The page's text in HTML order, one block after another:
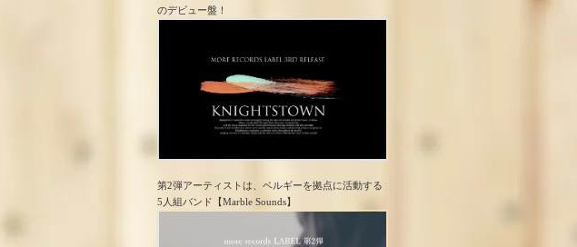
のデビュー盤！
第2弾アーティストは、ベルギーを拠点に活動する
5人組バンド【Marble Sounds】